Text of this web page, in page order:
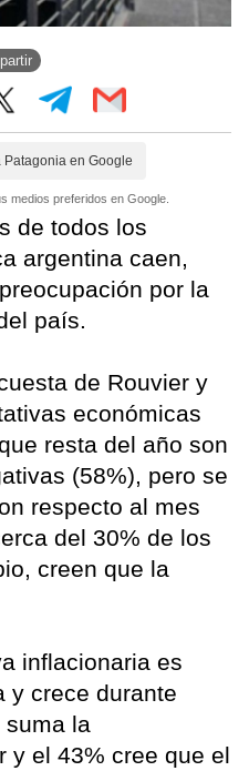
Patagonia en Google
medios preferidos en Google.
de todos los
argentina caen,
por la
país.
de Rouvier y
económicas
resta del año son
(58%), pero se
respecto al mes
del 30% de los
creen que la
inflacionaria es
y crece durante
suma la
y el 43% cree que el